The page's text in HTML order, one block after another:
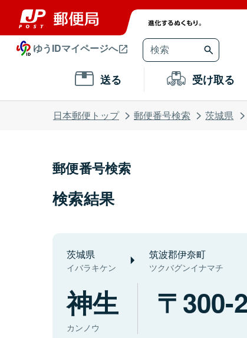
ゆうIDマイページへ
送る 受け取る
日本郵便トップ 郵便番号検索 茨城県
郵便番号検索
検索結果
茨城県
イバラキケン
筑波郡伊奈町
ツクバグンイナマチ
神生
カンノウ
300-